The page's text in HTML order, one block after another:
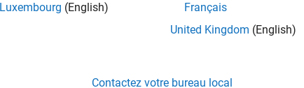
Luxembourg (English)
Français
United Kingdom (English)
Contactez votre bureau local